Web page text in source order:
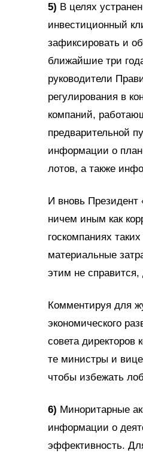
5) В целях
инвестиционный
зафиксировать и
ближайшие три
руководители
регулирования в
компаний,
предварительной
информации о
лотов, а также
И вновь Президент
ничем иным как
госкомпаниях
материальные
этим не
Комментируя для
экономического
совета
те министры и
чтобы избежать
6) Миноритарные
информации о
эффективность.